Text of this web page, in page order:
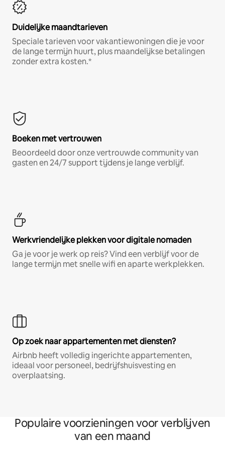
Duidelijke maandtarieven
Speciale tarieven voor vakantiewoningen die je voor
de lange termijn huurt, plus maandelijkse betalingen
zonder extra kosten.*
Boeken met vertrouwen
Beoordeeld door onze vertrouwde community van
gasten en 24/7 support tijdens je lange verblijf.
Werkvriendelijke plekken voor digitale nomaden
Ga je voor je werk op reis? Vind een verblijf voor de
lange termijn met snelle wifi en aparte werkplekken.
Op zoek naar appartementen met diensten?
Airbnb heeft volledig ingerichte appartementen,
ideaal voor personeel, bedrijfshuisvesting en
overplaatsing.
Populaire voorzieningen voor verblijven
van een maand